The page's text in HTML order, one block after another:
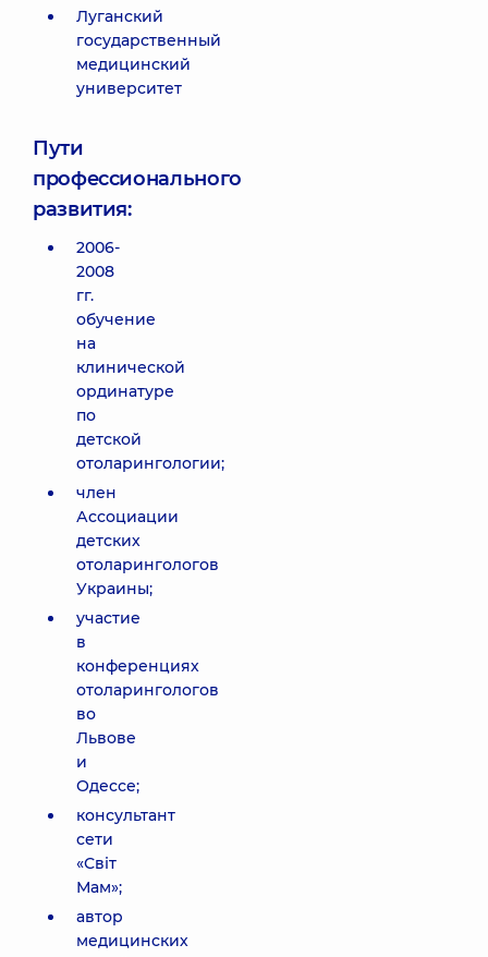
Луганский
государственный
медицинский
университет
Пути
профессионального
развития:
2006-
2008
гг.
обучение
на
клинической
ординатуре
по
детской
отоларингологии;
член
Ассоциации
детских
отоларингологов
Украины;
участие
в
конференциях
отоларингологов
во
Львове
и
Одессе;
консультант
сети
«Світ
Мам»;
автор
медицинских